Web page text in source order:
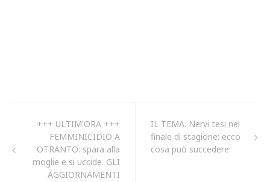
+++ ULTIM'ORA +++
FEMMINICIDIO A
OTRANTO: spara alla
moglie e si uccide. GLI
AGGIORNAMENTI
IL TEMA. Nervi tesi nel
finale di stagione: ecco
cosa può succedere